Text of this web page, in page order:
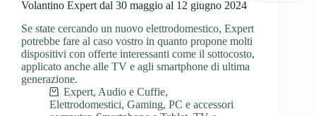
Volantino Expert dal 30 maggio al 12 giugno 2024
Se state cercando un nuovo elettrodomestico, Expert
potrebbe fare al caso vostro in quanto propone molti
dispositivi con offerte interessanti come il sottocosto,
applicato anche alle TV e agli smartphone di ultima
generazione.
Expert, Audio e Cuffie,
Elettrodomestici, Gaming, PC e accessori